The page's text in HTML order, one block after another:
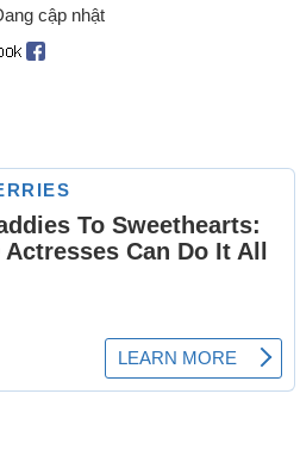
cập nhật